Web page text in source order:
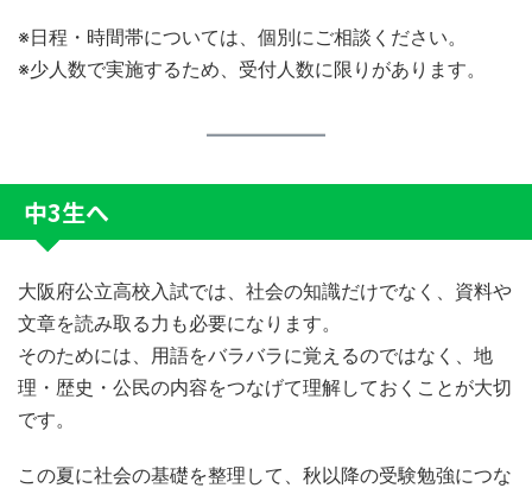
※日程・時間帯については、個別にご相談ください。
※少人数で実施するため、受付人数に限りがあります。
中3生へ
大阪府公立高校入試では、社会の知識だけでなく、資料や
文章を読み取る力も必要になります。
そのためには、用語をバラバラに覚えるのではなく、地
理・歴史・公民の内容をつなげて理解しておくことが大切
です。
この夏に社会の基礎を整理して、秋以降の受験勉強につな